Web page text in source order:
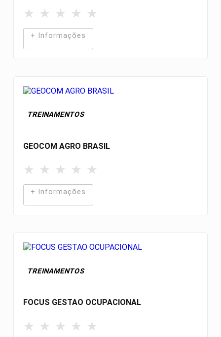
★ ★ ★ ★ ★
+ Informações
TREINAMENTOS
GEOCOM AGRO BRASIL
★ ★ ★ ★ ★
+ Informações
TREINAMENTOS
FOCUS GESTAO OCUPACIONAL
★ ★ ★ ★ ★